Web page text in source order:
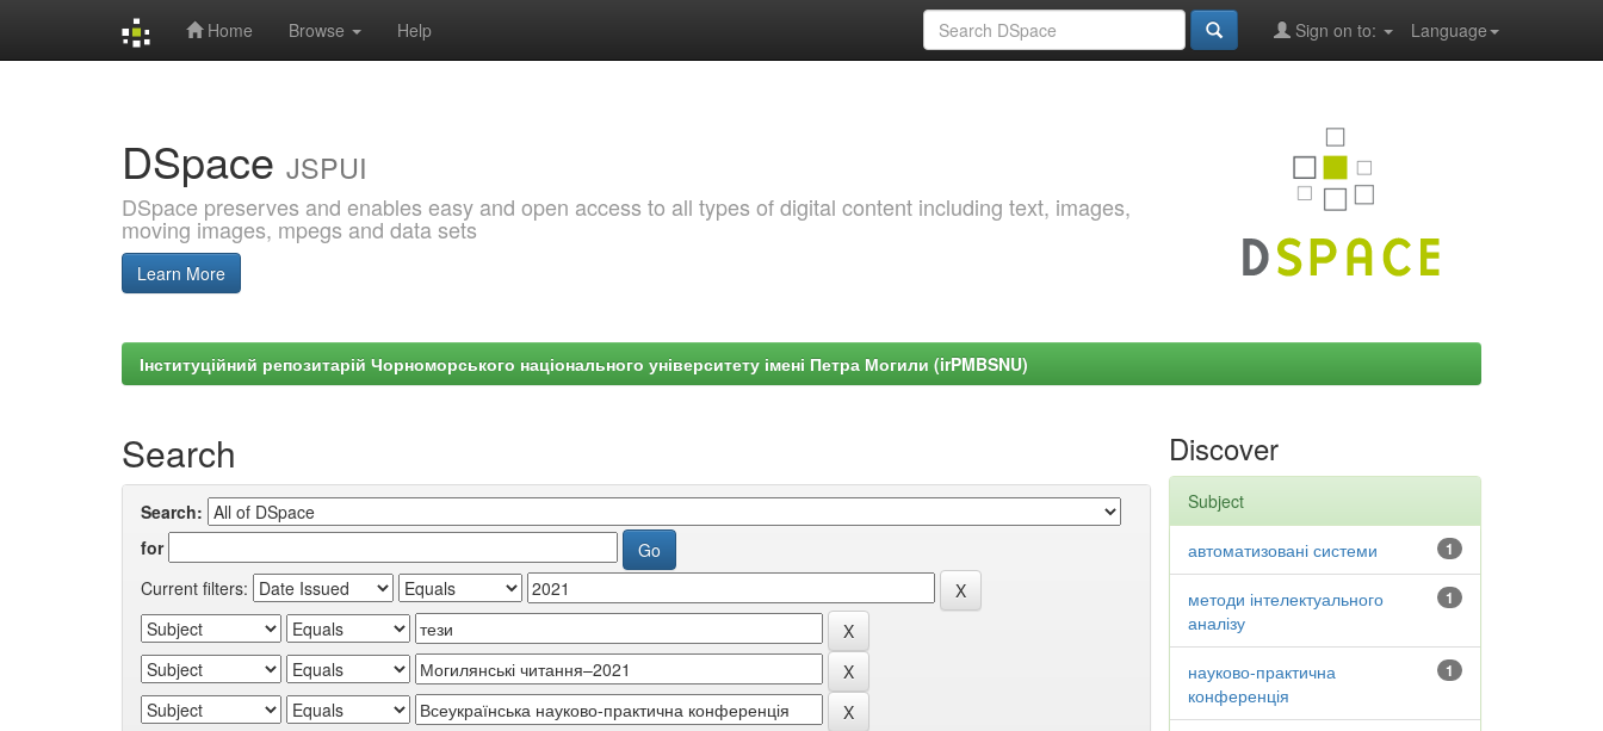
Home Browse Help Language
Sign on to:
DSpace JSPUI
DSpace preserves and enables easy and open access to all types of digital content including text, images,
moving images, mpegs and data sets
Learn More
Інституційний репозитарій Чорноморського національного університету імені Петра Могили (irPMBSNU)
Search
Search:
for
Current filters:
Discover
Subject
1
автоматизовані системи
1
методи інтелектуального
аналізу
1
науково-практична
конференція